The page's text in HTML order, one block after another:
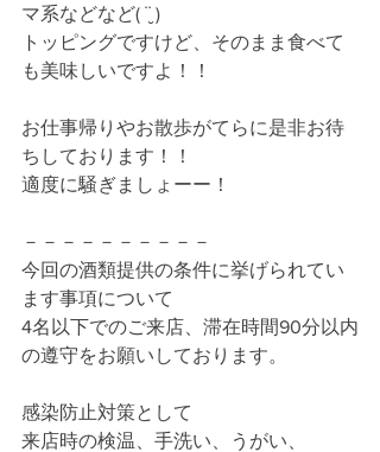
マ系などなど( ¨̮ )
トッピングですけど、そのまま食べて
も美味しいですよ！！
お仕事帰りやお散歩がてらに是非お待
ちしております！！
適度に騒ぎましょーー！
－－－－－－－－－－
今回の酒類提供の条件に挙げられてい
ます事項について
4名以下でのご来店、滞在時間90分以内
の遵守をお願いしております。
感染防止対策として
来店時の検温、手洗い、うがい、